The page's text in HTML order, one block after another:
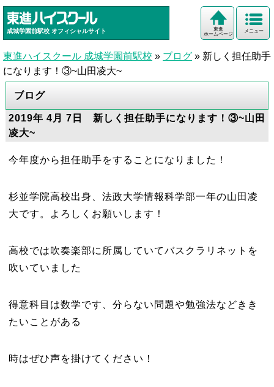
成城学園前駅校 オフィシャルサイト メニュー
東進
ホームページ
東進ハイスクール 成城学園前駅校 » ブログ » 新しく担任助手
になります！③~山田凌大~
ブログ
2019年 4月 7日 新しく担任助手になります！③~山田
凌大~
今年度から担任助手をすることになりました！
杉並学院高校出身、法政大学情報科学部一年の山田凌
大です。よろしくお願いします！
高校では吹奏楽部に所属していてバスクラリネットを
吹いていました
得意科目は数学です、分らない問題や勉強法などきき
たいことがある
時はぜひ声を掛けてください！